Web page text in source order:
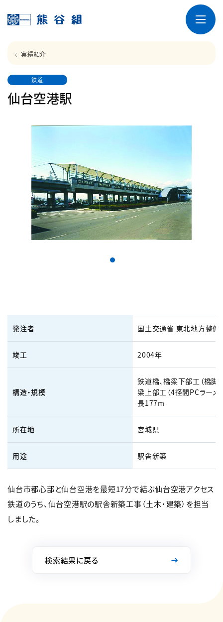
実績紹介
鉄道
仙台空港駅
発注者 国土交通省 東北地方整備
竣工 2004年
構造・規模
鉄道橋、橋梁下部工（橋脚2
梁上部工（4径間PCラーメ
長177m
所在地 宮城県
用途 駅舎新築
仙台市都心部と仙台空港を最短17分で結ぶ仙台空港アクセス
鉄道のうち、仙台空港駅の駅舎新築工事（土木・建築）を担当
しました。
検索結果に戻る